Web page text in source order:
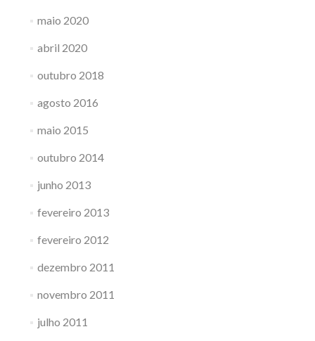
maio 2020
abril 2020
outubro 2018
agosto 2016
maio 2015
outubro 2014
junho 2013
fevereiro 2013
fevereiro 2012
dezembro 2011
novembro 2011
julho 2011